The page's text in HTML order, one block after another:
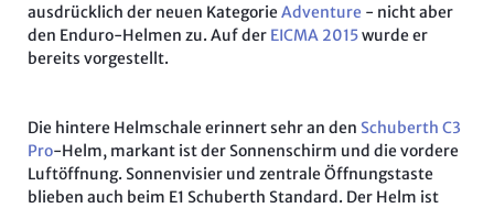
ausdrücklich der neuen KategorieAdventure - nicht aber
den Enduro-Helmen zu. Auf der EICMA 2015wurde er
bereits vorgestellt.
Die hintere Helmschale erinnert sehr an den Schuberth C3
Pro-Helm, markant ist der Sonnenschirm und die vordere
Luftöffnung. Sonnenvisier und zentrale Öffnungstaste
blieben auch beim E1 Schuberth Standard. Der Helm ist